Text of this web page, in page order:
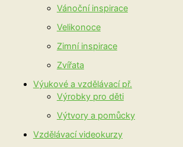
Vánoční inspirace
Velikonoce
Zimní inspirace
Zvířata
Výukové a vzdělávací př.
Výrobky pro děti
Výtvory a pomůcky
Vzdělávací videokurzy